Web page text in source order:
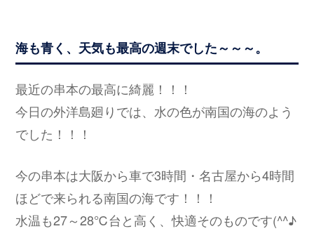
海も青く、天気も最高の週末でした～～～。
最近の串本の最高に綺麗！！！
今日の外洋島廻りでは、水の色が南国の海のよう
でした！！！
今の串本は大阪から車で3時間・名古屋から4時間
ほどで来られる南国の海です！！！
水温も27～28℃台と高く、快適そのものです(^^♪